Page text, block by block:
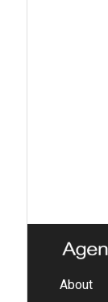
About